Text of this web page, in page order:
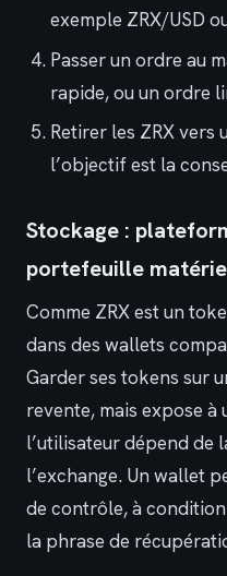
exemple ZRX/USD
Passer un ordre au
rapide, ou un ordre
Retirer les ZRX
l’objectif est la
Stockage :
portefeuille
Comme ZRX est un
dans des wallets
Garder ses tokens sur
revente, mais expose à
l’utilisateur dépend de
l’exchange. Un wallet
de contrôle, à
la phrase de